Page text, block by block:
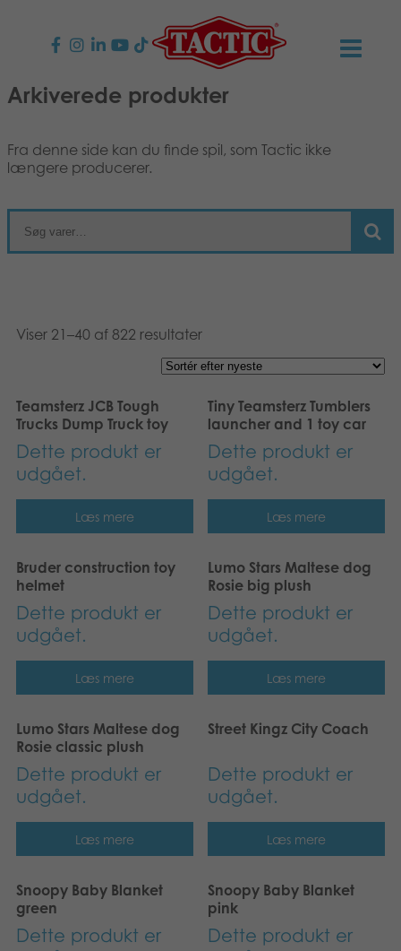
PRODUKTER
Børnespil
Voksenspil
Puslespil
Bøger
Applikationer
Arkiverede produkter
NYHEDER
Etisk kodeks
Vores historie
KONTAKTER
Links
Suomi
Nederlands
Français
Norsk
Svenska
Deutsch
Arkiverede produkter
Fra denne side kan du finde spil, som Tactic ikke
længere producerer.
Viser 21–40 af 822 resultater
Teamsterz JCB Tough
Trucks Dump Truck toy
Dette produkt er
udgået.
Læs mere
Tiny Teamsterz Tumblers
launcher and 1 toy car
Dette produkt er
udgået.
Læs mere
Bruder construction toy
helmet
Dette produkt er
udgået.
Læs mere
Lumo Stars Maltese dog
Rosie big plush
Dette produkt er
udgået.
Læs mere
Lumo Stars Maltese dog
Rosie classic plush
Dette produkt er
udgået.
Læs mere
Street Kingz City Coach
Dette produkt er
udgået.
Læs mere
Snoopy Baby Blanket
green
Dette produkt er
Snoopy Baby Blanket
pink
Dette produkt er